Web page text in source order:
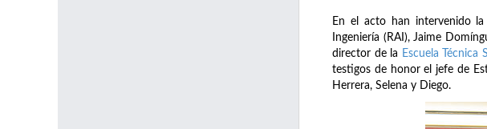
En el acto han intervenido
Ingeniería (RAI), Jaime
director de la Escuela Técnica
testigos de honor el jefe de
Herrera, Selena y Diego.